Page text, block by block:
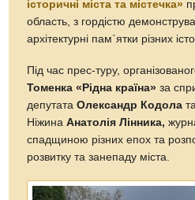
історичні міста та містечка»
область, з гордістю
архітектурні пам`ятки різних
Під час прес-туру,
Томенка «Рідна країна» за
депутатаОлександр Кодола
НіжинаАнатолія Лінника,
спадщиною різних епох та
розвитку та занепаду міста.